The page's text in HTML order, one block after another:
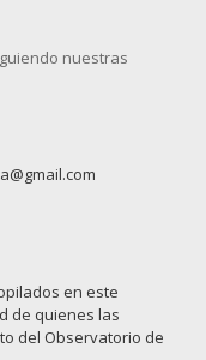
nuestras
en este
de quienes las
del Observatorio de